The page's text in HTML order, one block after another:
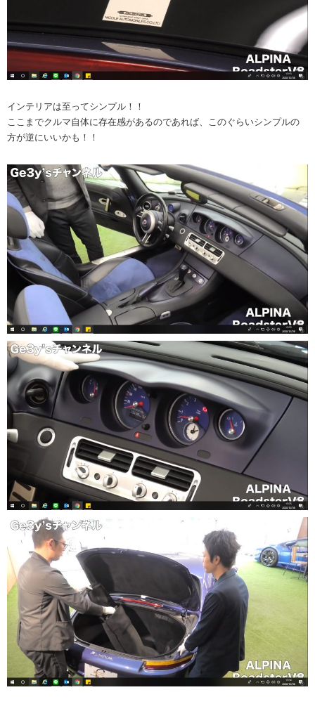
インテリアは至ってシンプル！！
ここまでクルマ自体に存在感があるのであれば、このぐらいシンプルの
方が逆にいいかも！！